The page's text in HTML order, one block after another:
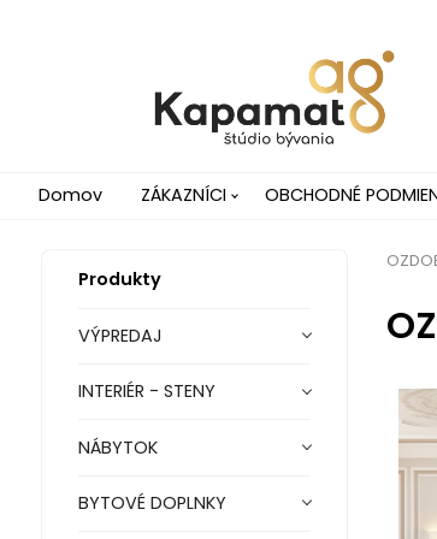
Domov ZÁKAZNÍCI OBCHODNÉ
Produkty
VÝPREDAJ
INTERIÉR - STENY
NÁBYTOK
BYTOVÉ DOPLNKY